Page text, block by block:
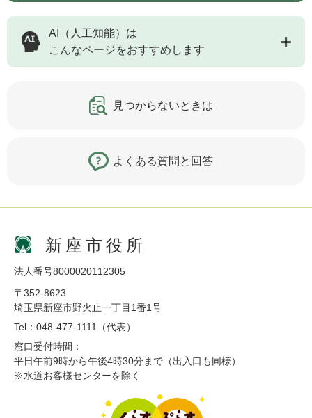
AI（人工知能）は
こんなページをおすすめします
見つからないときは
よくある質問と回答
新座市役所
法人番号8000020112305
〒352-8623
埼玉県新座市野火止一丁目1番1号
Tel：048-477-1111（代表）
窓口受付時間：
平日午前9時から午後4時30分まで（出入口も同様）
※水道お客様センターを除く